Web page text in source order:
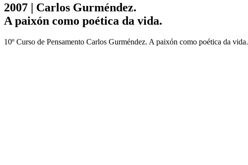
2007 | Carlos Gurméndez.
A paixón como poética da vida.
10º Curso de Pensamento Carlos Gurméndez. A paixón como poética da vida.